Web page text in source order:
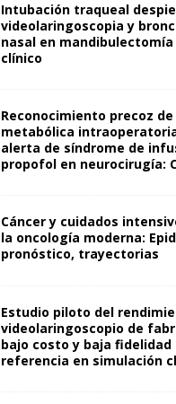
Intubación traqueal
videolaringoscopia y
nasal en
clínico
Reconocimiento precoz
metabólica
alerta de síndrome de
propofol en neurocirugía:
Cáncer y cuidados
la oncología moderna:
pronóstico, trayectorias
Estudio piloto del
videolaringoscopio de
bajo costo y baja fidelidad
referencia en simulación